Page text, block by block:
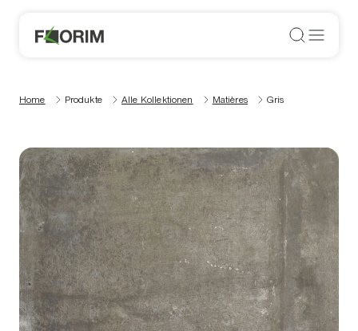
Home Produkte Alle Kollektionen Matières Gris